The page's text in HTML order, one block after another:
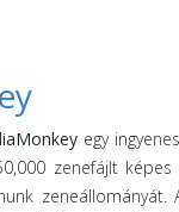
egy
zenefájlt